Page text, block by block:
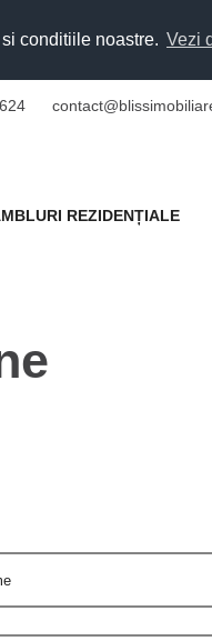
conditiile noastre. Vezi
REZIDENȚIALE